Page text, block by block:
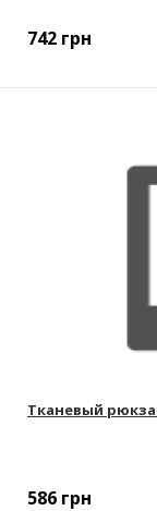
742 грн
Тканевый
586 грн